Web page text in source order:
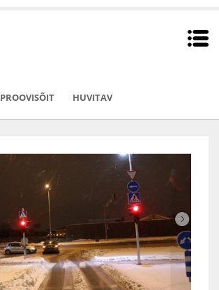
PROOVISÕIT HUVITAV